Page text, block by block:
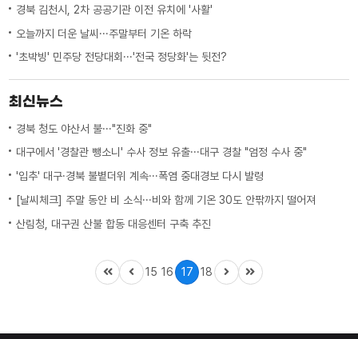
경북 김천시, 2차 공공기관 이전 유치에 '사활'
오늘까지 더운 날씨···주말부터 기온 하락
'초박빙' 민주당 전당대회···'전국 정당화'는 뒷전?
최신뉴스
경북 청도 야산서 불···"진화 중"
대구에서 '경찰관 뺑소니' 수사 정보 유출···대구 경찰 "엄정 수사 중"
'입추' 대구·경북 불볕더위 계속···폭염 중대경보 다시 발령
[날씨체크] 주말 동안 비 소식···비와 함께 기온 30도 안팎까지 떨어져
산림청, 대구권 산불 합동 대응센터 구축 추진
15 16 17 18